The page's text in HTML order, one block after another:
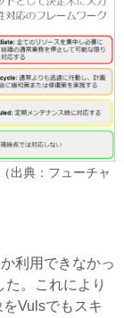
出典：フューチャ
利用できなかっ
。これにより
Vulsでもスキ